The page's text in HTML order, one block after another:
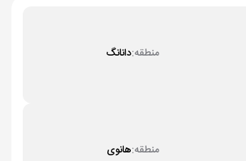
منطقه:دانانگ
منطقه:هانوی